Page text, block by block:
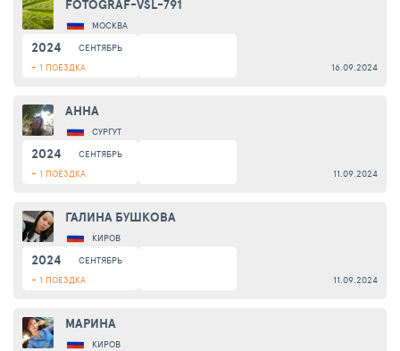
FOTOGRAF-VSL-791
МОСКВА
2024
СЕНТЯБРЬ
+ 1 ПОЕЗДКА
16.09.2024
АННА
СУРГУТ
2024
СЕНТЯБРЬ
+ 1 ПОЕЗДКА
11.09.2024
ГАЛИНА БУШКОВА
КИРОВ
2024
СЕНТЯБРЬ
+ 1 ПОЕЗДКА
11.09.2024
МАРИНА
КИРОВ